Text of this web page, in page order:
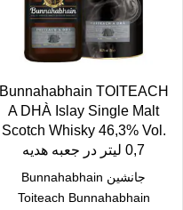
Bunnahabhain TOITEACH
A DHÀ Islay Single Malt
Scotch Whisky 46,3% Vol.
0,7 لیتر در جعبه هدیه
جانشین Bunnahabhain
Toiteach Bunnahabhain